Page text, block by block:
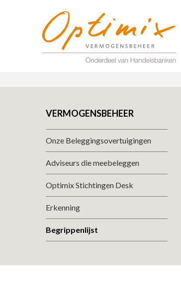
VERMOGENSBEHEER
Onze Beleggingsovertuigingen
Adviseurs die meebeleggen
Optimix Stichtingen Desk
Erkenning
Begrippenlijst